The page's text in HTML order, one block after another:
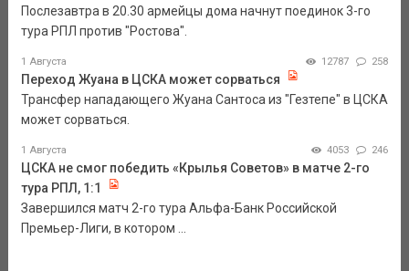
Послезавтра в 20.30 армейцы дома начнут поединок 3-го
тура РПЛ против "Ростова".
1 Августа 12787 258
Переход Жуана в ЦСКА может сорваться
Трансфер нападающего Жуана Сантоса из "Гезтепе" в ЦСКА
может сорваться.
1 Августа 4053 246
ЦСКА не смог победить «Крылья Советов» в матче 2-го
тура РПЛ, 1:1
Завершился матч 2-го тура Альфа-Банк Российской
Премьер-Лиги, в котором ...